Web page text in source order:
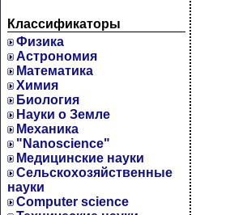
Классификаторы
Физика
Астрономия
Математика
Химия
Биология
Науки о Земле
Механика
"Nanoscience"
Медицинские науки
Сельскохозяйственные
науки
Computer science